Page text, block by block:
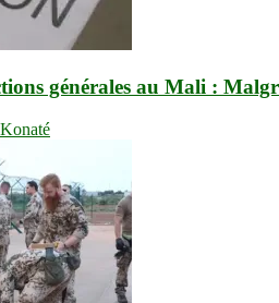
générales au Mali :